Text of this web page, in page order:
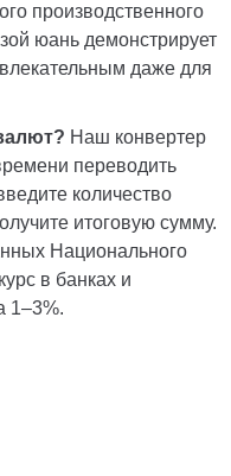
производственного
юань демонстрирует
даже для
Наш конвертер
переводить
количество
итоговую сумму.
Национального
в банках и
1–3%.